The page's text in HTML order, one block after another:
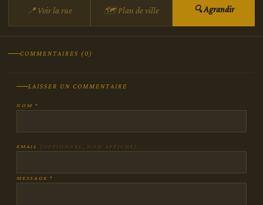
📍 Voir la rue 🗺 Plan de ville 🔍 Agrandir
COMMENTAIRES (0)
LAISSER UN COMMENTAIRE
NOM *
EMAIL (OPTIONNEL, NON AFFICHÉ)
MESSAGE *